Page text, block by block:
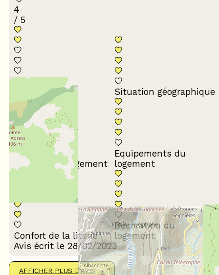
4
/ 5
Conformité du
descriptif
Situation géographique
Propreté du logement
Equipements du
logement
Confort de la literie
Décoration du
logement
Avis écrit le 28/02/2023
AFFICHER PLUS D'AVIS